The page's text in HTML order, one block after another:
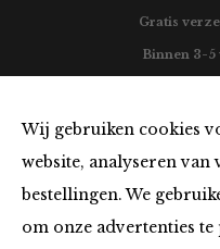
Wij gebruiken cookies
website, analyseren
bestellingen. We
om onze advertenties
Gratis
Binnen 3-5
Must Haves